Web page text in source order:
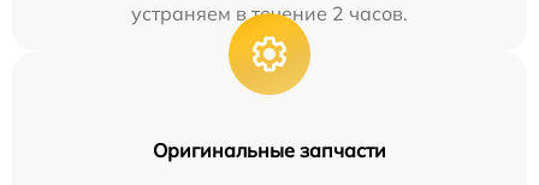
устраняем в течение 2 часов.
Оригинальные запчасти